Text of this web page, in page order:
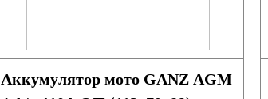
Аккумулятор мото GANZ AGM